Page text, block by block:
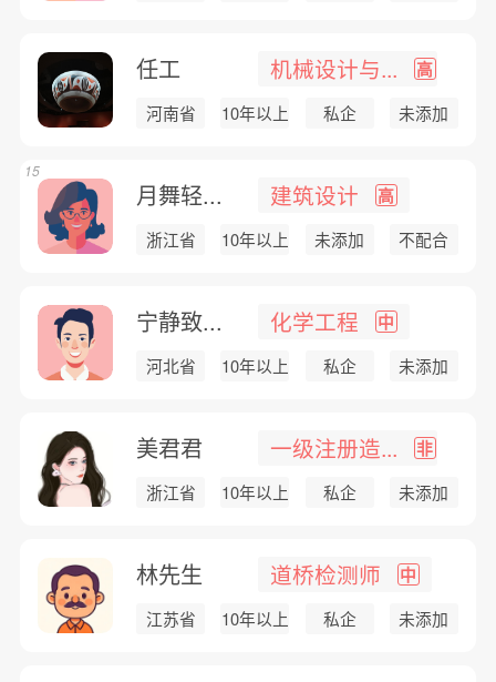
任工 机械设计与... 高
河南省 10年以上 私企 未添加
月舞轻... 建筑设计 高
浙江省 10年以上 未添加 不配合
15
宁静致... 化学工程 中
河北省 10年以上 私企 未添加
美君君 一级注册造... 非
浙江省 10年以上 私企 未添加
林先生 道桥检测师 中
江苏省 10年以上 私企 未添加